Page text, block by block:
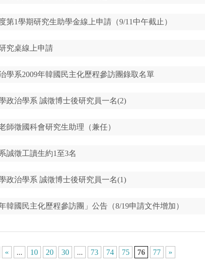
第1學期研究生助學金線上申請（9/11中午截止）
究桌線上申請
學系2009年韓國民主化歷程參訪團錄取名單
政治學系 誠徵博士後研究員一名(2)
師徵國科會研究生助理（兼任）
誠徵工讀生約1至3名
政治學系 誠徵博士後研究員一名(1)
年韓國民主化歷程參訪團」公告（8/19申請文件增加）
« ... 10 20 30 ... 73 74 75 76 77 »